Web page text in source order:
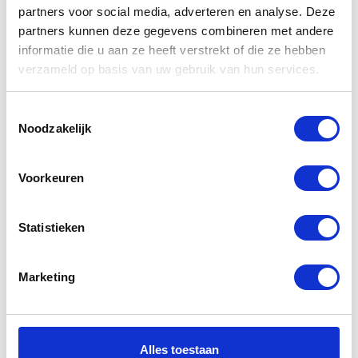
partners voor social media, adverteren en analyse. Deze
partners kunnen deze gegevens combineren met andere
informatie die u aan ze heeft verstrekt of die ze hebben
verzameld op basis van uw gebruik van hun services.
Noodzakelijk
Voorkeuren
Statistieken
Marketing
Alles toestaan
Gerelateerde
producten
Roadstar GTX
Standaard M
Radon drystar